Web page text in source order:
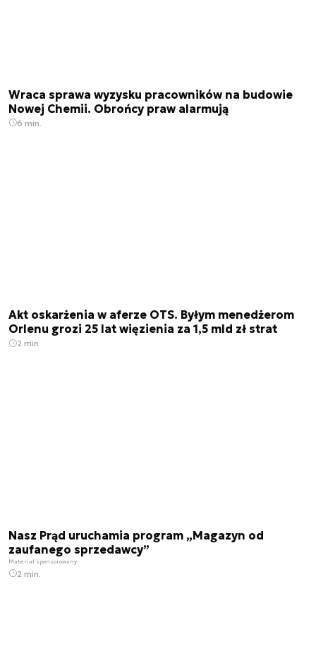
Wraca sprawa wyzysku pracowników na budowie
Nowej Chemii. Obrońcy praw alarmują
6 min.
Akt oskarżenia w aferze OTS. Byłym menedżerom
Orlenu grozi 25 lat więzienia za 1,5 mld zł strat
2 min.
Nasz Prąd uruchamia program „Magazyn od
zaufanego sprzedawcy”
Materiał sponsorowany
2 min.